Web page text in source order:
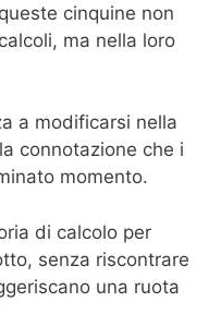
cinquine non
ma nella loro
a modificarsi nella
connotazione che i
momento.
di calcolo per
senza riscontrare
una ruota